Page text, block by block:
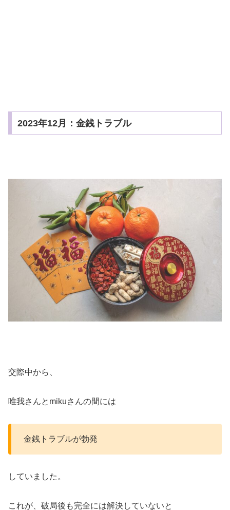
2023年12月：金銭トラブル
交際中から、
唯我さんと mikuさんの間には
金銭トラブルが勃発
していました。
これが、破局後も完全には解決していないと